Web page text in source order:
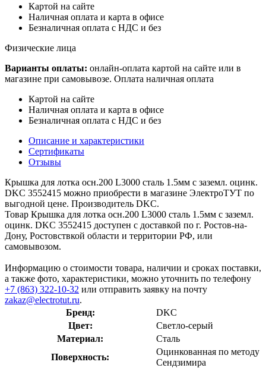
Картой на сайте
Наличная оплата и карта в офисе
Безналичная оплата с НДС и без
Физические лица
Варианты оплаты: онлайн-оплата картой на сайте или в
магазине при самовывозе. Оплата наличная оплата
Картой на сайте
Наличная оплата и карта в офисе
Безналичная оплата с НДС и без
Описание и характеристики
Сертификаты
Отзывы
Крышка для лотка осн.200 L3000 сталь 1.5мм с заземл. оцинк.
DKC 3552415 можно приобрести в магазине ЭлектроТУТ по
выгодной цене. Производитель DKC.
Товар Крышка для лотка осн.200 L3000 сталь 1.5мм с заземл.
оцинк. DKC 3552415 доступен с доставкой по г. Ростов-на-
Дону, Ростовствкой области и территории РФ, или
самовывозом.
Информацию о стоимости товара, наличии и сроках поставки,
а также фото, характеристики, можно уточнить по телефону
+7 (863) 322-10-32 или отправить заявку на почту
zakaz@electrotut.ru.
Бренд:
DKC
Цвет:
Светло-серый
Материал:
Сталь
Поверхность:
Оцинкованная по методу
Сендзимира